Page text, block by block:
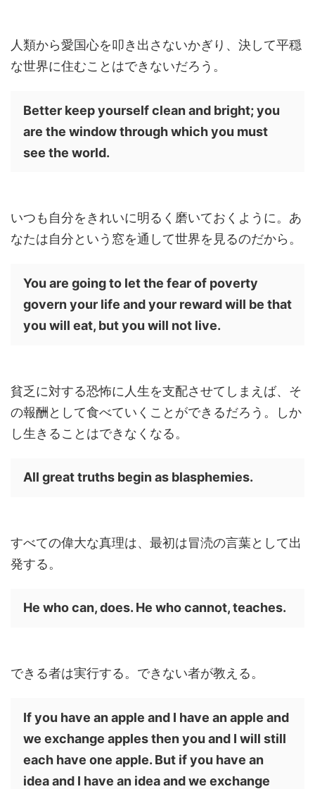
人類から愛国心を叩き出さないかぎり、決して平穏
な世界に住むことはできないだろう。
Better keep yourself clean and bright; you
are the window through which you must
see the world.
いつも自分をきれいに明るく磨いておくように。あ
なたは自分という窓を通して世界を見るのだから。
You are going to let the fear of poverty
govern your life and your reward will be that
you will eat, but you will not live.
貧乏に対する恐怖に人生を支配させてしまえば、そ
の報酬として食べていくことができるだろう。しか
し生きることはできなくなる。
All great truths begin as blasphemies.
すべての偉大な真理は、最初は冒涜の言葉として出
発する。
He who can, does. He who cannot, teaches.
できる者は実行する。できない者が教える。
If you have an apple and I have an apple and
we exchange apples then you and I will still
each have one apple. But if you have an
idea and I have an idea and we exchange